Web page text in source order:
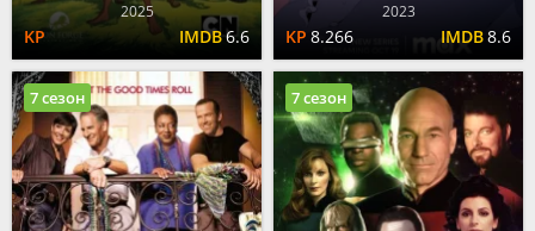
2025
6.6
2023
8.266 8.6
7 сезон 7 сезон